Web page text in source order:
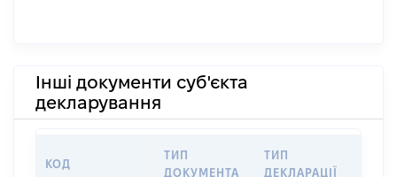
Інші документи суб'єкта
декларування
КОД
ТИП
ДОКУМЕНТА
ТИП
ДЕКЛАРАЦІЇ